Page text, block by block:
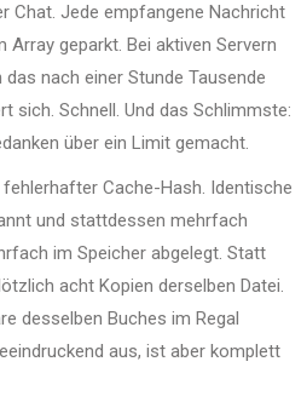
Chat. Jede empfangene Nachricht
geparkt. Bei aktiven Servern
nach einer Stunde Tausende
sich. Schnell. Und das Schlimmste:
über ein Limit gemacht.
fehlerhafter Cache-Hash. Identische
und stattdessen mehrfach
im Speicher abgelegt. Statt
acht Kopien derselben Datei.
desselben Buches im Regal
aus, ist aber komplett